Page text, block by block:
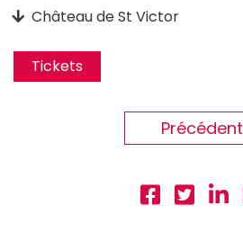
Château de St Victor
Tickets
Précédent